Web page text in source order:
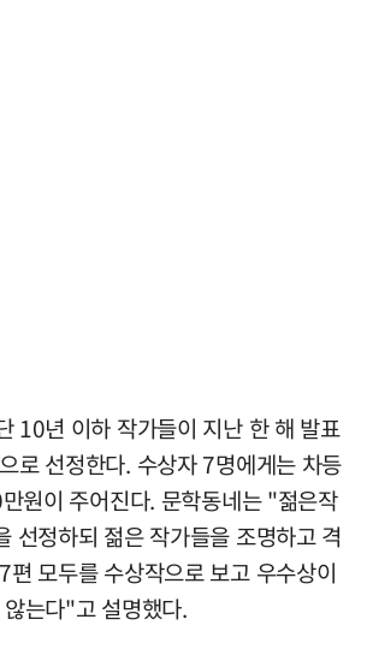
10년 이하 작가들이 지난 한 해 발표
로 선정한다. 수상자 7명에게는 차등
원이 주어진다. 문학동네는 "젊은작
선정하되 젊은 작가들을 조명하고 격
편 모두를 수상작으로 보고 우수상이
는다"고 설명했다.